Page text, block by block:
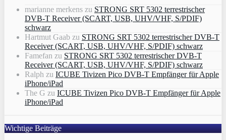
marianne merkens zu STRONG SRT 5302 terrestrischer
DVB-T Receiver (SCART, USB, UHV/VHF, S/PDIF)
schwarz
Hartmut Gaab zu STRONG SRT 5302 terrestrischer DVB-T
Receiver (SCART, USB, UHV/VHF, S/PDIF) schwarz
Famefan zu STRONG SRT 5302 terrestrischer DVB-T
Receiver (SCART, USB, UHV/VHF, S/PDIF) schwarz
Ralph zu ICUBE Tivizen Pico DVB-T Empfänger für Apple
iPhone/iPad
The G zu ICUBE Tivizen Pico DVB-T Empfänger für Apple
iPhone/iPad
Wichtige Beiträge